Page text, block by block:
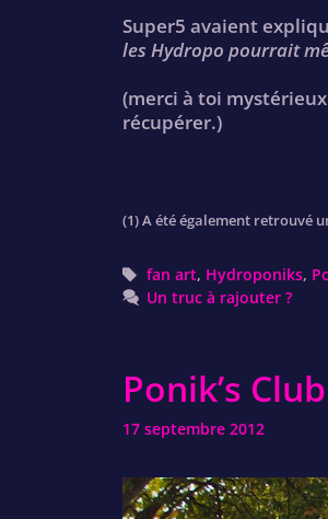
Super5 avaient
les Hydropo pourrait
(merci à toi
récupérer.)
(1) A été également retrouvé
Tags
fan art, Hydroponiks,
Un truc à rajouter ?
Ponik’s
17 septembre 2012